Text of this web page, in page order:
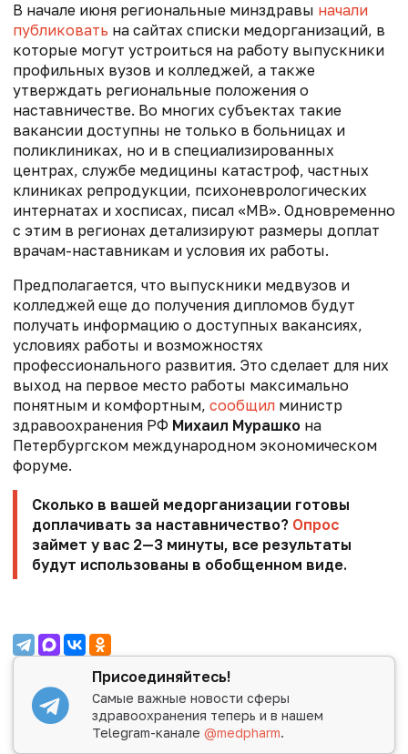
В начале июня региональные минздравы начали
публиковать на сайтах списки медорганизаций, в
которые могут устроиться на работу выпускники
профильных вузов и колледжей, а также
утверждать региональные положения о
наставничестве. Во многих субъектах такие
вакансии доступны не только в больницах и
поликлиниках, но и в специализированных
центрах, службе медицины катастроф, частных
клиниках репродукции, психоневрологических
интернатах и хосписах, писал «МВ». Одновременно
с этим в регионах детализируют размеры доплат
врачам-наставникам и условия их работы.
Предполагается, что выпускники медвузов и
колледжей еще до получения дипломов будут
получать информацию о доступных вакансиях,
условиях работы и возможностях
профессионального развития. Это сделает для них
выход на первое место работы максимально
понятным и комфортным, сообщил министр
здравоохранения РФ Михаил Мурашко на
Петербургском международном экономическом
форуме.
Сколько в вашей медорганизации готовы
доплачивать за наставничество? Опрос
займет у вас 2—3 минуты, все результаты
будут использованы в обобщенном виде.
Присоединяйтесь!
Самые важные новости сферы
здравоохранения теперь и в нашем
Telegram-канале@medpharm.